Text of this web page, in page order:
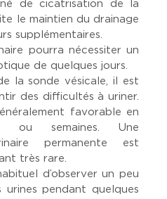
de cicatrisation de la
le maintien du drainage
supplémentaires.
pourra nécessiter un
de quelques jours.
la sonde vésicale, il est
des difficultés à uriner.
favorable en
ou semaines. Une
permanente est
très rare.
d’observer un peu
urines pendant quelques